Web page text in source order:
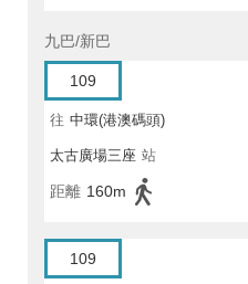
九巴/新巴
109
往 中環(港澳碼頭)
太古廣場三座 站
距離 160m
109